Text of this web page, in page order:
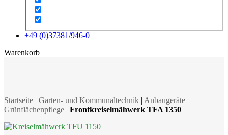
+49 (0)37381/946-0
Warenkorbx
Startseite | Garten- und Kommunaltechnik | Anbaugeräte |
Grünflächenpflege | Frontkreiselmähwerk TFA 1350